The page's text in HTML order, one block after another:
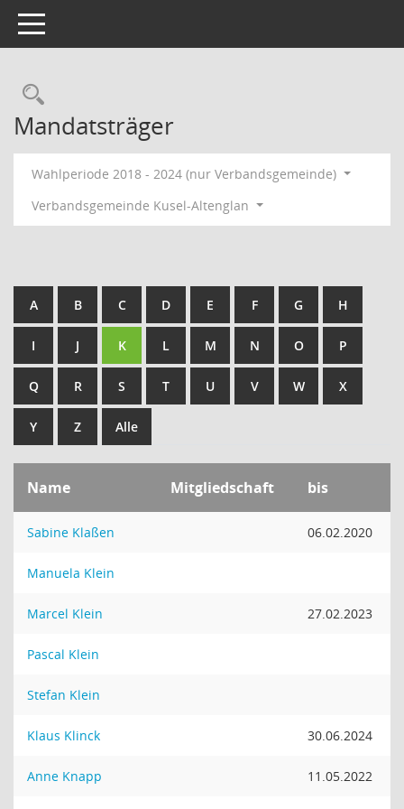
Toggle navigation
Rechercheauswahl
Mandatsträger
Wahlperiode 2018 - 2024 (nur Verbandsgemeinde)
Verbandsgemeinde Kusel-Altenglan
A B C D E F G H
I J K L M N O P
Q R S T U V W X
Y Z Alle
Name Mitgliedschaft bis
Sabine Klaßen 06.02.2020
Manuela Klein
Marcel Klein 27.02.2023
Pascal Klein
Stefan Klein
Klaus Klinck 30.06.2024
Anne Knapp 11.05.2022